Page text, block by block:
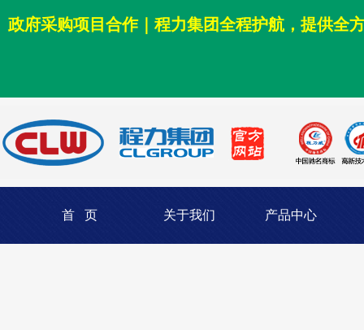
政府采购项目合作｜程力集团全程护航，提供全
首 页 关于我们 产品中心